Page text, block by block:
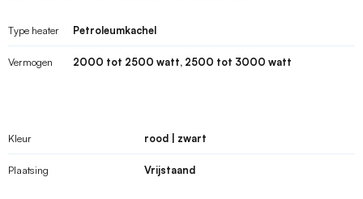
Type heater Petroleumkachel
Vermogen 2000 tot 2500 watt, 2500 tot 3000 watt
Kleur rood | zwart
Plaatsing Vrijstaand